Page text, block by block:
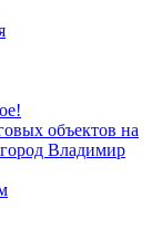
объектов на
Владимир